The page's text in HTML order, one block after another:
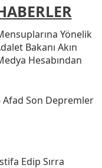
Yönelik
Bakanı Akın
Hesabından
Afad Son Depremler
Edip Sırra